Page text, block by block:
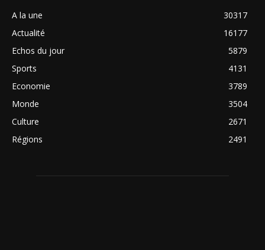
A la une
30317
Actualité
16177
Echos du jour
5879
Sports
4131
Economie
3789
Monde
3504
Culture
2671
Régions
2491